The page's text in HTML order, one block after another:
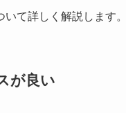
いて詳しく解説します。
が良い